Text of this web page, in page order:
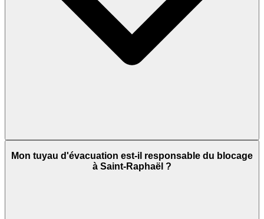
Mon tuyau d'évacuation est-il responsable du blocage
à Saint-Raphaël ?